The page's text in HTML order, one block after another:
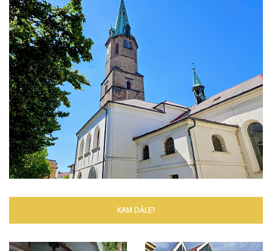
KAM DÁLE?